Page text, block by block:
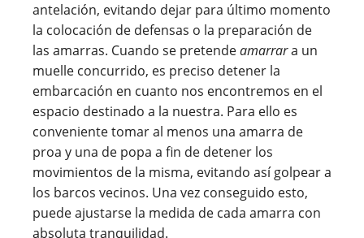
antelación, evitando dejar para último momento
la colocación de defensas o la preparación de
las amarras. Cuando se pretendeamarrara un
muelle concurrido, es preciso detener la
embarcación en cuanto nos encontremos en el
espacio destinado a la nuestra. Para ello es
conveniente tomar al menos una amarra de
proa y una de popa a fin de detener los
movimientos de la misma, evitando así golpear a
los barcos vecinos. Una vez conseguido esto,
puede ajustarse la medida de cada amarra con
absoluta tranquilidad.